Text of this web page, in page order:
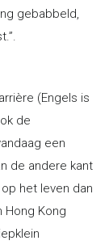
gebabbeld,
(Engels is
de
een
de andere kant
het leven dan
Hong Kong